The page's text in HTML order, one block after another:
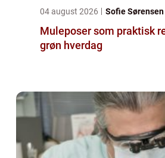
04 august 2026 Sofie Sørensen
Muleposer som praktisk
grøn hverdag